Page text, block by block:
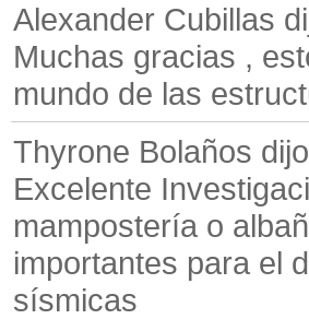
Alexander Cubillas
Muchas gracias ,
mundo de las
Thyrone Bolaños
Excelente
mampostería o
importantes para el
sísmicas